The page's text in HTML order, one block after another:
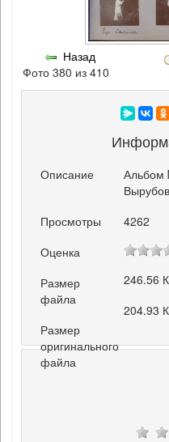
Назад
Фото 380 из 410
Описание
Просмотры
4262
Оценка
Размер
файла
246.56
Размер
оригинального
файла
204.93